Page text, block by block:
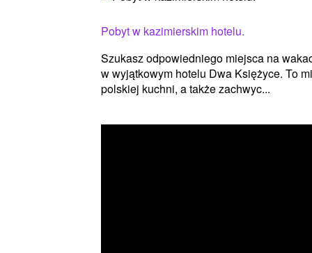
Pobyt w kazimierskim hotelu.
Szukasz odpowiedniego miejsca na
w wyjątkowym hotelu Dwa Księżyce. To
polskiej kuchni, a także zachwyc...